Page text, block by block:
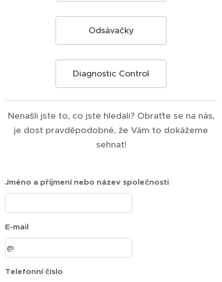
Odsávačky
Diagnostic Control
Nenašli jste to, co jste hledali? Obraťte se na nás,
je dost pravděpodobné, že Vám to dokážeme
sehnat!
Jméno a příjmení nebo název společnosti
E-mail
Telefonní číslo